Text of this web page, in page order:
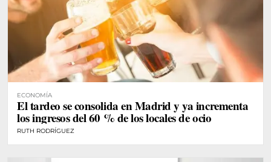
ECONOMÍA
El tardeo se consolida en Madrid y ya incrementa
los ingresos del 60 % de los locales de ocio
RUTH RODRÍGUEZ